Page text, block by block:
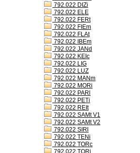
792.022 DIZi
792.022 ELE
792.022 FERt
792.022 FIEm
792.022 FLAt
792.022 IBEm
792.022 JANd
792.022 KEIc
792.022 LIG
792.022 LUZ
792.022 MANm
792.022 MORi
792.022 PARl
792.022 PETi
792.022 REIt
792.022 SAMt V1
792.022 SAMt V2
792.022 SIRl
792.022 TENi
792.022 TORc
792.022 TORi